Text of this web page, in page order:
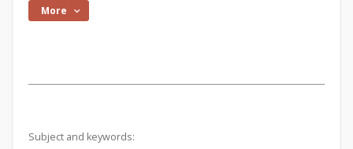
More
Subject and keywords: